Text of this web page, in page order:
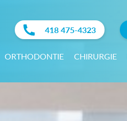
418 475-4323
ORTHODONTIE CHIRURGIE